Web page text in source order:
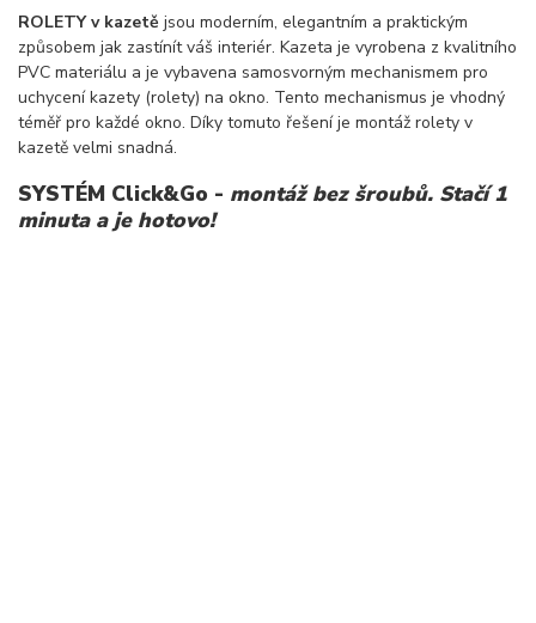
ROLETY v kazetě jsou moderním, elegantním a praktickým
způsobem jak zastínít váš interiér. Kazeta je vyrobena z kvalitního
PVC materiálu a je vybavena samosvorným mechanismem pro
uchycení kazety (rolety) na okno. Tento mechanismus je vhodný
téměř pro každé okno. Díky tomuto řešení je montáž rolety v
kazetě velmi snadná.
SYSTÉM Click&Go - montáž bez šroubů. Stačí 1
minuta a je hotovo!